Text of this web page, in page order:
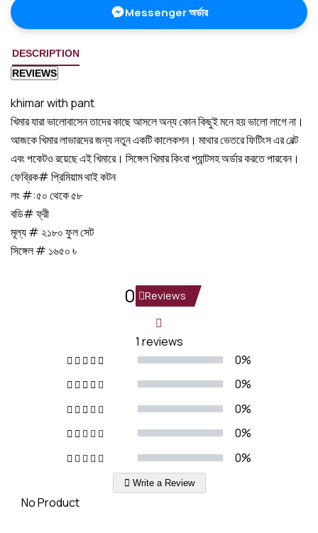
Messenger অর্ডার
DESCRIPTION
REVIEWS
khimar with pant
খিমার যারা ভালোবাসেন তাদের কাছে আসলে অন্য কোন কিছুই মনে হয় ভালো লাগে না।
আজকে খিমার লাভারদের জন্য নতুন একটি কালেকশন। মাথার ভেতরে ফিটিংস এর বেল্ট
এবং পকেটও রয়েছে এই খিমারে। সিঙ্গেল খিমার কিংবা প্যান্টসহ অর্ডার করতে পারবেন।
ফেব্রিক# প্রিমিয়াম থাই কটন
লং #:৫০ থেকে ৫৮
বডি# ফ্রী
মূল্য # ২১৮০ ফুল সেট
সিঙ্গেল # ১৬৫০ ৳
0 Reviews
1 reviews
0%
0%
0%
0%
0%
Write a Review
No Product